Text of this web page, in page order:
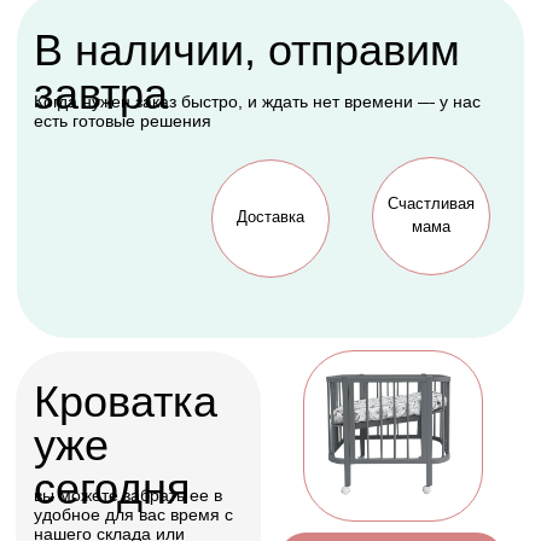
Подарок, которому
будет рада каждая
мама